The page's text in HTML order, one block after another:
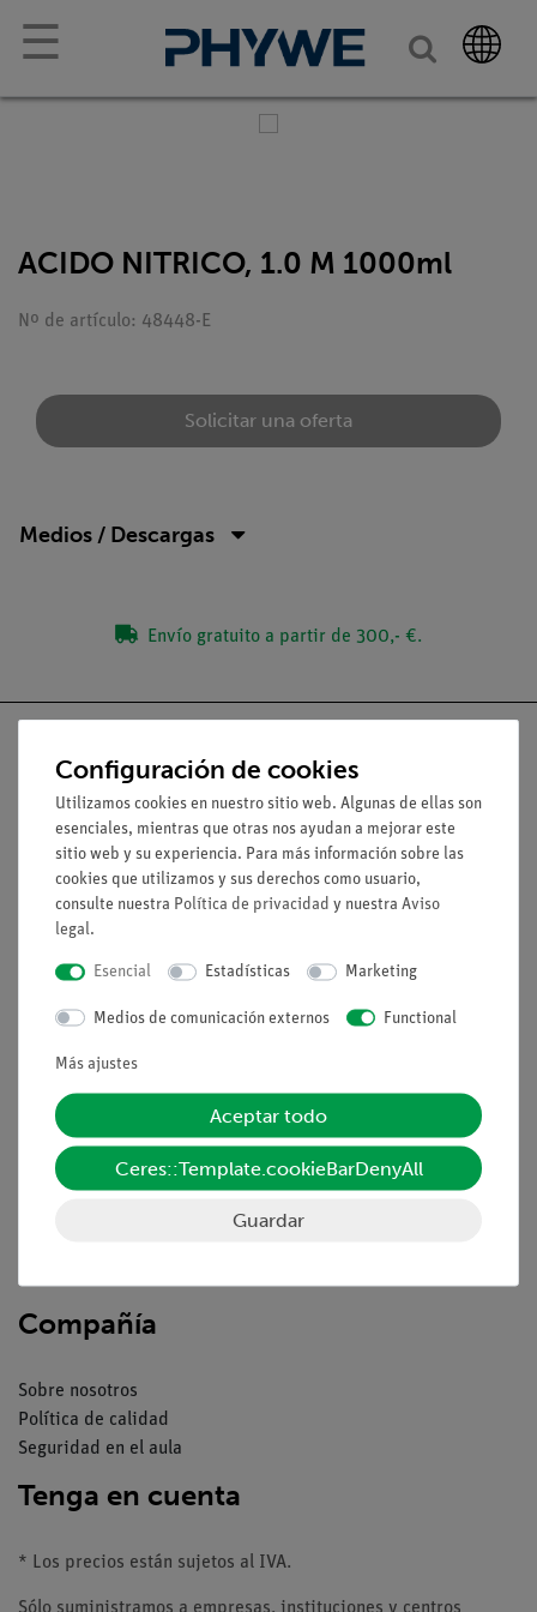
☰
ACIDO NITRICO, 1.0 M 1000ml
Nº de artículo: 48448-E
Solicitar una oferta
Medios / Descargas
Envío gratuito a partir de 300,- €.
Nach oben
Aviso lega
Contacto
Declaración de privacidad
Servicio
Resumen del servicio
Descargas
Compañía
Sobre nosotros
Política de calidad
Seguridad en el aula
Tenga en cuenta
* Los precios están sujetos al IVA.
Configuración de cookies
Utilizamos cookies en nuestro sitio web. Algunas de ellas son
esenciales, mientras que otras nos ayudan a mejorar este
sitio web y su experiencia. Para más información sobre las
cookies que utilizamos y sus derechos como usuario,
consulte nuestra Política de privacidad y nuestra Aviso
legal.
Esencial Estadísticas Marketing
Medios de comunicación externos Functional
Más ajustes
Aceptar todo
Ceres::Template.cookieBarDenyAll
Guardar